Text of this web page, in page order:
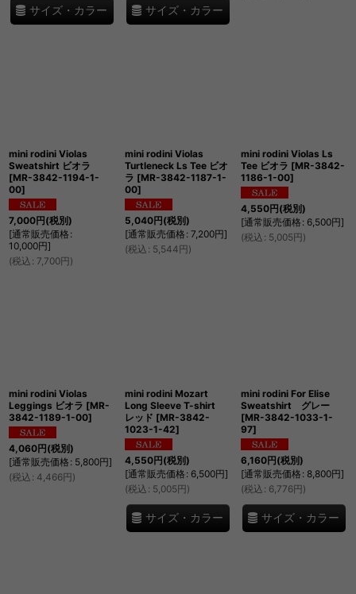
サイズ・カラー サイズ・カラー
mini rodini Violas
Sweatshirt ビオラ
[MR-3842-1194-1-
00]
7,000円(税別)
[通常販売価格 :
10,000円]
(税込 : 7,700円)
mini rodini Violas
Turtleneck Ls Tee ビオ
ラ [MR-3842-1187-1-
00]
5,040円(税別)
[通常販売価格 : 7,200円]
(税込 : 5,544円)
mini rodini Violas Ls
Tee ビオラ [MR-3842-
1186-1-00]
4,550円(税別)
[通常販売価格 : 6,500円]
(税込 : 5,005円)
mini rodini Violas
Leggings ビオラ [MR-
3842-1189-1-00]
4,060円(税別)
[通常販売価格 : 5,800円]
(税込 : 4,466円)
mini rodini Mozart
Long Sleeve T-shirt
レッド [MR-3842-
1023-1-42]
4,550円(税別)
[通常販売価格 : 6,500円]
(税込 : 5,005円)
サイズ・カラー
mini rodini For Elise
Sweatshirt グレー
[MR-3842-1033-1-
97]
6,160円(税別)
[通常販売価格 : 8,800円]
(税込 : 6,776円)
サイズ・カラー